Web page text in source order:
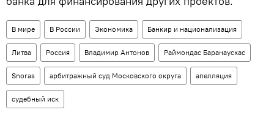
В мире В России Экономика Банкир и национализация
Литва Россия Владимир Антонов Раймондас Баранаускас
Snoras арбитражный суд Московского округа апелляция
судебный иск